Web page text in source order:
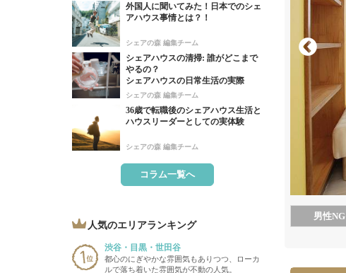
男性NG
外国人に聞いてみた！日本でのシェ
アハウス事情とは？！
シェアの森 編集チーム
シェアハウスの清掃: 誰がどこまで
やるの？
シェアハウスの日常生活の実際
シェアの森 編集チーム
36歳で転職後のシェアハウス生活と
ハウスリーダーとしての実体験
シェアの森 編集チーム
コラム一覧へ
人気のエリアランキング
渋谷・目黒・世田谷
都心のにぎやかな雰囲気もありつつ、ローカ
ルで落ち着いた雰囲気が不動の人気。